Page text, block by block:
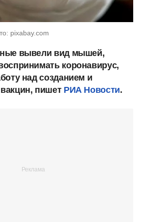
pixabay.com
вывели вид мышей,
коронавирус,
над созданием и
пишет РИА Новости.